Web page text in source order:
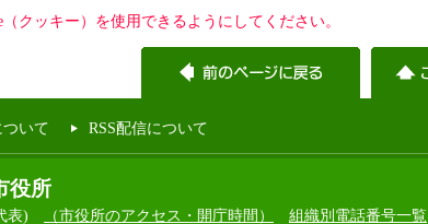
クッキー）を使用できるようにしてください。
いて RSS配信について
役所
表) （市役所のアクセス・開庁時間） 組織別電話番号一覧